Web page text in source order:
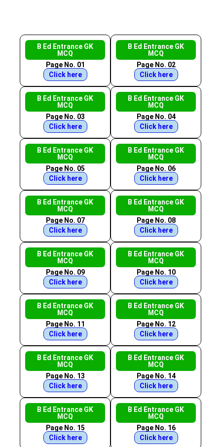
B Ed Entrance GK
MCQ
Page No. 01
Click here
B Ed Entrance GK
MCQ
Page No. 02
Click here
B Ed Entrance GK
MCQ
Page No. 03
Click here
B Ed Entrance GK
MCQ
Page No. 04
Click here
B Ed Entrance GK
MCQ
Page No. 05
Click here
B Ed Entrance GK
MCQ
Page No. 06
Click here
B Ed Entrance GK
MCQ
Page No. 07
Click here
B Ed Entrance GK
MCQ
Page No. 08
Click here
B Ed Entrance GK
MCQ
Page No. 09
Click here
B Ed Entrance GK
MCQ
Page No. 10
Click here
B Ed Entrance GK
MCQ
Page No. 11
Click here
B Ed Entrance GK
MCQ
Page No. 12
Click here
B Ed Entrance GK
MCQ
Page No. 13
Click here
B Ed Entrance GK
MCQ
Page No. 14
Click here
B Ed Entrance GK
MCQ
Page No. 15
Click here
B Ed Entrance GK
MCQ
Page No. 16
Click here